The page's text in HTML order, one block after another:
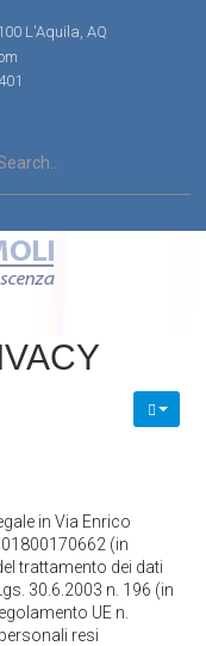
L'Aquila, AQ
in Via Enrico
01800170662 (in
trattamento dei dati
30.6.2003 n. 196 (in
UE n.
resi